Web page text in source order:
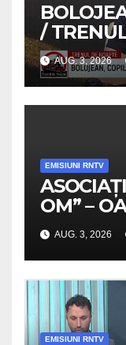
/
/VIDEO
AUG. 3, 2026
EMISIUNI RNTV
OM” –
/VIDEO
AUG. 3, 2026
EMISIUNI RNTV